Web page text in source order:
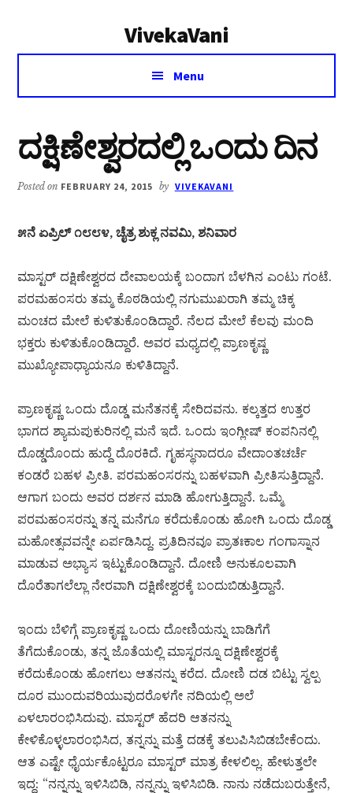
VivekaVani
Voice
Vivekananda
Menu
ದಕ್ಷಿಣೇಶ್ವರದಲ್ಲಿ ಒಂದು ದಿನ
Posted on FEBRUARY 24, 2015 by VIVEKAVANI
೫ನೆ ಏಪ್ರಿಲ್ ೧೮೮೪, ಚೈತ್ರ ಶುಕ್ಲ ನವಮಿ, ಶನಿವಾರ
ಮಾಸ್ಟರ್ ದಕ್ಷಿಣೇಶ್ವರದ ದೇವಾಲಯಕ್ಕೆ ಬಂದಾಗ ಬೆಳಗಿನ ಎಂಟು ಗಂಟೆ.
ಪರಮಹಂಸರು ತಮ್ಮ ಕೊಠಡಿಯಲ್ಲಿ ನಗುಮುಖರಾಗಿ ತಮ್ಮ ಚಿಕ್ಕ
ಮಂಚದ ಮೇಲೆ ಕುಳಿತುಕೊಂಡಿದ್ದಾರೆ. ನೆಲದ ಮೇಲೆ ಕೆಲವು ಮಂದಿ
ಭಕ್ತರು ಕುಳಿತುಕೊಂಡಿದ್ದಾರೆ. ಅವರ ಮಧ್ಯದಲ್ಲಿ ಪ್ರಾಣಕೃಷ್ಣ
ಮುಖ್ಯೋಪಾಧ್ಯಾಯನೂ ಕುಳಿತಿದ್ದಾನೆ.
ಪ್ರಾಣಕೃಷ್ಣ ಒಂದು ದೊಡ್ಡ ಮನೆತನಕ್ಕೆ ಸೇರಿದವನು. ಕಲ್ಕತ್ತದ ಉತ್ತರ
ಭಾಗದ ಶ್ಯಾಮಪುಕುರಿನಲ್ಲಿ ಮನೆ ಇದೆ. ಒಂದು ಇಂಗ್ಲೀಷ್ ಕಂಪನಿನಲ್ಲಿ
ದೊಡ್ಡದೊಂದು ಹುದ್ದೆ ದೊರಕಿದೆ. ಗೃಹಸ್ಥನಾದರೂ ವೇದಾಂತಚರ್ಚೆ
ಕಂಡರೆ ಬಹಳ ಪ್ರೀತಿ. ಪರಮಹಂಸರನ್ನು ಬಹಳವಾಗಿ ಪ್ರೀತಿಸುತ್ತಿದ್ದಾನೆ.
ಆಗಾಗ ಬಂದು ಅವರ ದರ್ಶನ ಮಾಡಿ ಹೋಗುತ್ತಿದ್ದಾನೆ. ಒಮ್ಮೆ
ಪರಮಹಂಸರನ್ನು ತನ್ನ ಮನೆಗೂ ಕರೆದುಕೊಂಡು ಹೋಗಿ ಒಂದು ದೊಡ್ಡ
ಮಹೋತ್ಸವವನ್ನೇ ಏರ್ಪಡಿಸಿದ್ದ. ಪ್ರತಿದಿನವೂ ಪ್ರಾತಃಕಾಲ ಗಂಗಾಸ್ನಾನ
ಮಾಡುವ ಅಭ್ಯಾಸ ಇಟ್ಟುಕೊಂಡಿದ್ದಾನೆ. ದೋಣಿ ಅನುಕೂಲವಾಗಿ
ದೊರೆತಾಗಲೆಲ್ಲಾ ನೇರವಾಗಿ ದಕ್ಷಿಣೇಶ್ವರಕ್ಕೆ ಬಂದುಬಿಡುತ್ತಿದ್ದಾನೆ.
ಇಂದು ಬೆಳಿಗ್ಗೆ ಪ್ರಾಣಕೃಷ್ಣ ಒಂದು ದೋಣಿಯನ್ನು ಬಾಡಿಗೆಗೆ
ತೆಗೆದುಕೊಂಡು, ತನ್ನ ಜೊತೆಯಲ್ಲಿ ಮಾಸ್ಟರನ್ನೂ ದಕ್ಷಿಣೇಶ್ವರಕ್ಕೆ
ಕರೆದುಕೊಂಡು ಹೋಗಲು ಆತನನ್ನು ಕರೆದ. ದೋಣಿ ದಡ ಬಿಟ್ಟು ಸ್ವಲ್ಪ
ದೂರ ಮುಂದುವರಿಯುವುದರೊಳಗೇ ನದಿಯಲ್ಲಿ ಅಲೆ
ಏಳಲಾರಂಭಿಸಿದುವು. ಮಾಸ್ಟರ್ ಹೆದರಿ ಆತನನ್ನು
ಕೇಳಿಕೊಳ್ಳಲಾರಂಭಿಸಿದ, ತನ್ನನ್ನು ಮತ್ತೆ ದಡಕ್ಕೆ ತಲುಪಿಸಿಬಿಡಬೇಕೆಂದು.
ಆತ ಎಷ್ಟೇ ಧೈರ್ಯಕೊಟ್ಟರೂ ಮಾಸ್ಟರ್ ಮಾತ್ರ ಕೇಳಲಿಲ್ಲ. ಹೇಳುತ್ತಲೇ
ಇದ್ದ: “ನನ್ನನ್ನು ಇಳಿಸಿಬಿಡಿ, ನನ್ನನ್ನು ಇಳಿಸಿಬಿಡಿ. ನಾನು ನಡೆದುಬರುತ್ತೇನೆ,